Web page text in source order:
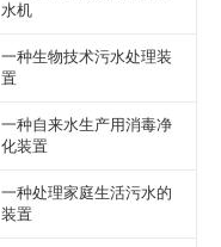
水机
一种生物技术污水处理装
置
一种自来水生产用消毒净
化装置
一种处理家庭生活污水的
装置